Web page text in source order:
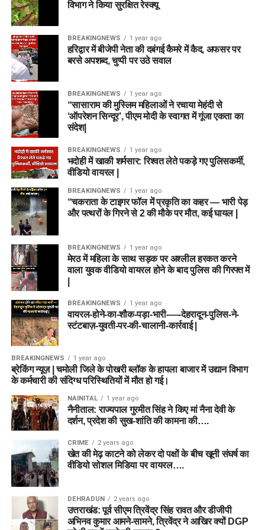
ओवल, लंदन में खेला जाएगा।
प्रश्न 2: आज के मैच में Dream11 कप्तान
किसे बनाएं?
Bruntसबसे बेस्ट विकल्प हैं।
प्रश्न 3: क्या केनिंगटन ओवल की पिच स्पिनरों
के लिए अच्छी है?
उत्तर:हां, मैच के दूसरे हाफ में स्पिनरों को टर्न मिलता है, हालांकि तेज
गेंदबाजों को नई गेंद से शुरुआती ओवरों में मदद मिलती है।
निष्कर्ष (Conclusion)
MI London Women और Trent Rockets Women दोनों ही स्टार
खिलाड़ियों से सजी टीमें हैं। जहां MI London को घरेलू परिस्थितियों का
फायदा मिलेगा, वहीं Trent Rockets अपने मजबूत ऑलराउंड डिपार्टमेंट
पर भरोसा करेगी। फैंटेसी
आंकड़ों, टॉस अपडेट और पिच स्थिति के आधार पर अपनी फाइनल
Dream11टीम बनाएं।
अस्वीकरण (Disclaimer): फैंटेसी स्पोर्ट्स में वित्तीय जोखिम शामिल है।
कृपया अपनी जिम्मेदारी और जोखिम पर खेलें।
कप्तान (Captain)
Mitchell Marsh
मार्श शानदार ऑलराउंडर हैं और बल्ले व गेंद दोनों से अंक दिला सकते हैं।
Joe Clarke
ओपनिंग बल्लेबाज होने के कारण बड़ी पारी खेलने की क्षमता रखते हैं।
उपकप्तान (Vice Captain)
Ryan Rickelton
Usman Tariq
Top Fantasy Picks
खिलाड़ी भूमिका
Mitchell Marsh
Ryan Rickelton
Wicketkeeper
Joe Clarke
Wicketkeeper/Batter
Usman Tariq
Ben Dwarshuis
Bowler
Budget Picks
खिलाड़ी भूमिका
Donovan Ferreira
Ryan Rickelton
WK
विभाग ने किया सुरक्षित रेस्क्यू
BREAKINGNEWS 1 year ago
हरिद्वार में बीजेपी नेता की दबंगई कैमरे में कैद, अफसर पर
बरसे अपशब्द, चुप्पी पर उठे सवाल
BREAKINGNEWS 1 year ago
“सासाराम की मुस्लिम महिलाओं ने रचाया मेहंदी से
‘ऑपरेशन सिन्दूर’, पीएम मोदी के स्वागत में गूंजा एकता का
संदेश|
BREAKINGNEWS 1 year ago
भदोही में खाकी शर्मसार: रिश्वत लेते पकड़े गए पुलिसकर्मी,
वीडियो वायरल |
BREAKINGNEWS 1 year ago
“चकराता के टाइगर फॉल में प्रकृति का कहर — भारी पेड़
और पत्थरों के गिरने से 2 की मौके पर मौत, कई घायल |
BREAKINGNEWS 1 year ago
मेरठ में महिला के साथ सड़क पर अश्लील हरकत करने
वाला युवक वीडियो वायरल होने के बाद पुलिस की गिरफ्त में
BREAKINGNEWS 1 year ago
वायरल-होने-का-शौक-पड़ा-भारी-—-देहरादून-पुलिस-ने-
स्टंटबाज़-युवती-पर-की-चालानी-कार्रवाई |
BREAKINGNEWS 1 year ago
ब्रेकिंग न्यूज़ | चमोली जिले के पोखरी ब्लॉक के हापला बाजार में उद्यान विभाग
के कर्मचारी की संदिग्ध परिस्थितियों में मौत हो गई।
NAINITAL 1 year ago
नैनीताल: राज्यपाल गुरमीत सिंह ने किए मां नैना देवी के
दर्शन, प्रदेश की सुख-शांति की कामना की….
CRIME 2 years ago
खेत की मेढ़ काटने को लेकर दो पक्षों के बीच खूनी संघर्ष का
वीडियो सोशल मिडिया पर वायरल….
DEHRADUN 2 years ago
उत्तराखंड: पूर्व सीएम त्रिवेंद्र सिंह रावत और डीजीपी
अभिनव कुमार आमने-सामने, त्रिवेंद्र ने आखिर क्यों DGP